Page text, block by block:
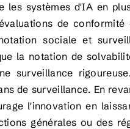
les systèmes d'IA en
de conformité
sociale et
la notation de
surveillance
de surveillance. En
l'innovation en
générales ou des